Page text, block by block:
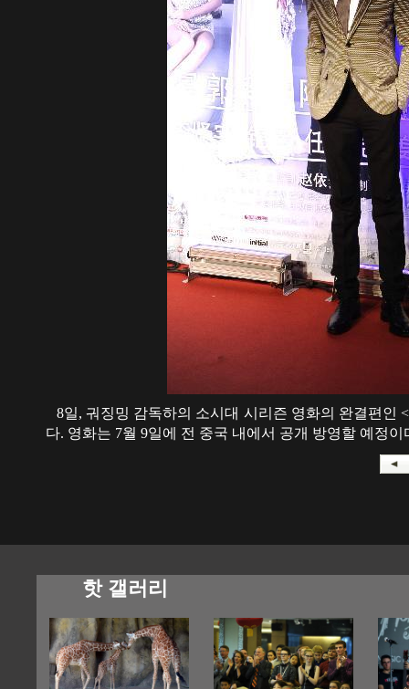
8일, 궈징밍 감독하의 소시대 시리즌 영화의 완결편인
다. 영화는 7월 9일에 전 중국 내에서 공개 방영할 예정
핫 갤러리